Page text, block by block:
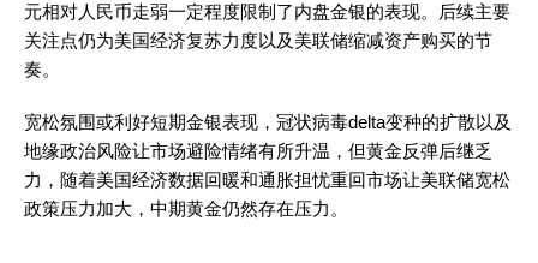
元相对人民币走弱一定程度限制了内盘金银的表现。后续主要
关注点仍为美国经济复苏力度以及美联储缩减资产购买的节
奏。
宽松氛围或利好短期金银表现，冠状病毒delta变种的扩散以及
地缘政治风险让市场避险情绪有所升温，但黄金反弹后继乏
力，随着美国经济数据回暖和通胀担忧重回市场让美联储宽松
政策压力加大，中期黄金仍然存在压力。